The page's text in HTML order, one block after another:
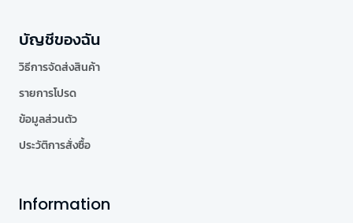
บัญชีของฉัน
วิธีการจัดส่งสินค้า
รายการโปรด
ข้อมูลส่วนตัว
ประวัติการสั่งซื้อ
Information